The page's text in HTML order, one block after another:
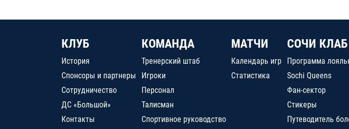
КЛУБ
История
Спонсоры и партнеры
Сотрудничество
ДС «Большой»
Контакты
КОМАНДА
Тренерский штаб
Игроки
Персонал
Талисман
Спортивное руководство
МАТЧИ
Календарь игр
Статистика
СОЧИ КЛАБ
Программа
Sochi Queens
Фан-сектор
Стикеры
Путеводитель